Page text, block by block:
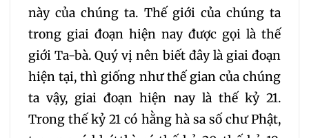
236 237 238
239 240 241
242 243 244
này của chúng ta. Thế giới của chúng ta
trong giai đoạn hiện nay được gọi là thế
giới Ta-bà. Quý vị nên biết đây là giai đoạn
hiện tại, thì giống như thế gian của chúng
ta vậy, giai đoạn hiện nay là thế kỷ 21.
Trong thế kỷ 21 có hằng hà sa số chư Phật,